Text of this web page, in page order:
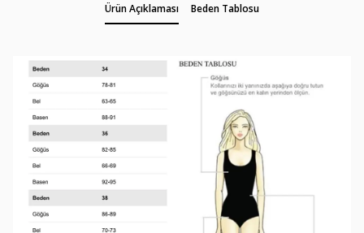
Ürün Açıklaması Beden Tablosu